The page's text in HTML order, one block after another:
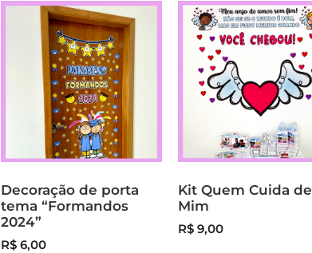
Decoração de porta
tema “Formandos
2024”
R$6,00
Kit Quem Cuida de
Mim
R$9,00